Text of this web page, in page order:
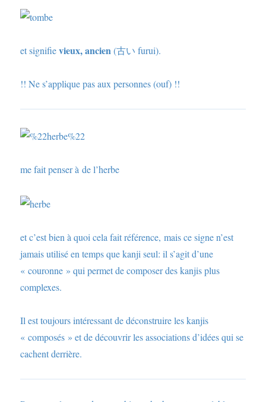
et signifievieux, ancien(古い furui).
!! Ne s’applique pas aux personnes (ouf) !!
me fait penser à de l’herbe
et c’est bien à quoi cela fait référence, mais ce signe n’est
jamais utilisé en temps que kanji seul: il s’agit d’une
« couronne » qui permet de composer des kanjis plus
complexes.
Il est toujours intéressant de déconstruire les kanjis
« composés » et de découvrir les associations d’idées qui se
cachent derrière.